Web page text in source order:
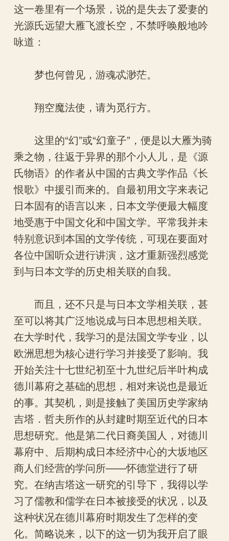
这一卷里有一个场景，说的是失去了爱妻的
光源氏远望大雁飞渡长空，不禁呼唤般地吟
咏道：
梦也何曾见，游魂忒渺茫。
翔空魔法使，请为觅行方。
这里的“幻”或“幻童子”，便是以大雁为骑
乘之物，往返于异界的那个小人儿，是《源
氏物语》的作者从中国的古典文学作品《长
恨歌》中援引而来的。自最初用文字来表记
日本固有的语言以来，日本文学便最大幅度
地受惠于中国文化和中国文学。平常我并未
特别意识到本国的文学传统，可现在要面对
各位中国听众进行讲演，这才重新强烈感觉
到与日本文学的历史相关联的自我。
而且，还不只是与日本文学相关联，甚
至可以将其广泛地说成与日本思想相关联。
在大学时代，我学习的是法国文学专业，以
欧洲思想为核心进行学习并接受了影响。我
开始关注十七世纪初至十九世纪后半叶构成
德川幕府之基础的思想，相对来说也是最近
的事。其契机，则是接触了美国历史学家纳
吉塔．哲夫所作的从封建时期至近代的日本
思想研究。他是第二代日裔美国人，对德川
幕府中、后期构成日本经济中心的大坂地区
商人们经营的学问所——怀德堂进行了研
究。在纳吉塔这一研究的引导下，我得以学
习了儒教和儒学在日本被接受的状况，以及
这种状况在德川幕府时期发生了怎样的变
化。简略说来，以下的这一切为我开启了眼